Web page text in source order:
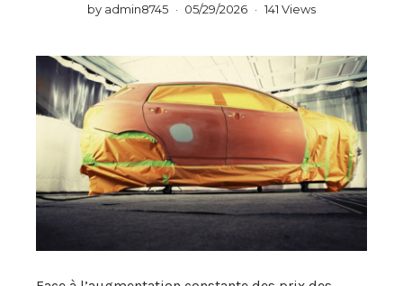
by admin8745 05/29/2026 141 Views